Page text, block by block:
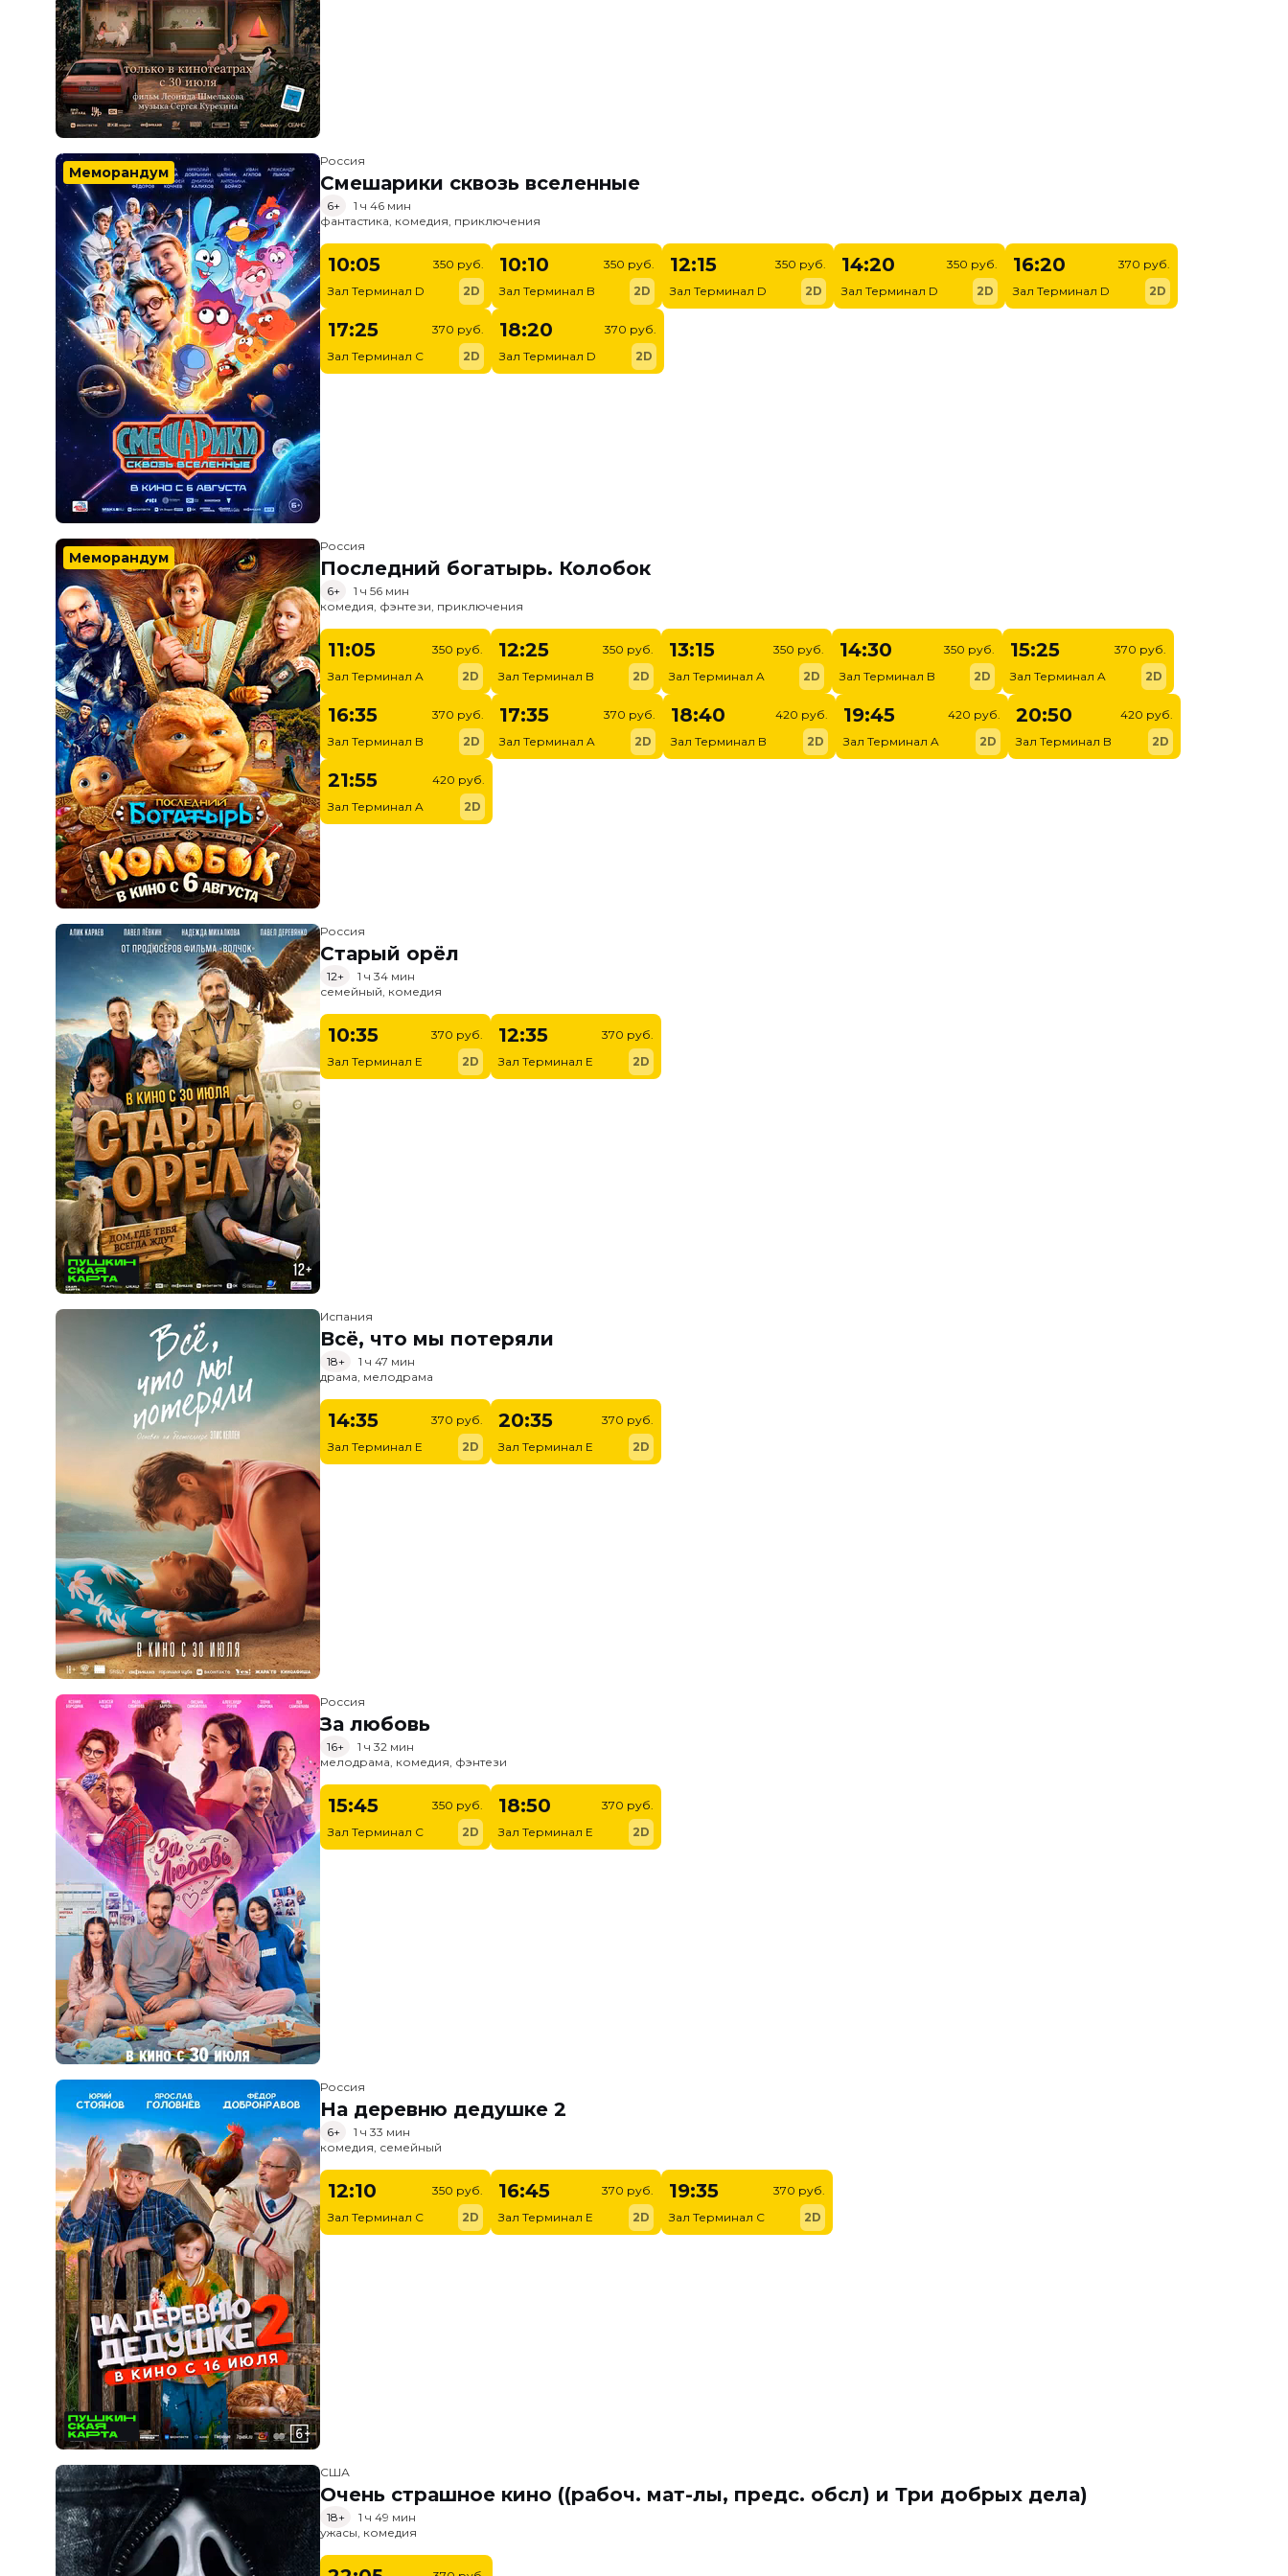
Меморандум
Россия
Смешарики сквозь вселенные
6+
1 ч 46 мин
фантастика, комедия, приключения
10:05
Зал Терминал D
350 руб.
2D
10:10
Зал Терминал B
350 руб.
2D
12:15
Зал Терминал D
350 руб.
2D
14:20
Зал Терминал D
350 руб.
2D
16:20
Зал Терминал D
370 руб.
2D
17:25
Зал Терминал C
370 руб.
2D
18:20
Зал Терминал D
370 руб.
2D
Меморандум
Россия
Последний богатырь. Колобок
6+
1 ч 56 мин
комедия, фэнтези, приключения
11:05
Зал Терминал A
350 руб.
2D
12:25
Зал Терминал B
350 руб.
2D
13:15
Зал Терминал A
350 руб.
2D
14:30
Зал Терминал B
350 руб.
2D
15:25
Зал Терминал A
370 руб.
2D
16:35
Зал Терминал B
370 руб.
2D
17:35
Зал Терминал A
370 руб.
2D
18:40
Зал Терминал B
420 руб.
2D
19:45
Зал Терминал A
420 руб.
2D
20:50
Зал Терминал B
420 руб.
2D
21:55
Зал Терминал A
420 руб.
2D
Россия
Старый орёл
12+
1 ч 34 мин
семейный, комедия
10:35
Зал Терминал E
370 руб.
2D
12:35
Зал Терминал E
370 руб.
2D
Испания
Всё, что мы потеряли
18+
1 ч 47 мин
драма, мелодрама
14:35
Зал Терминал E
370 руб.
2D
20:35
Зал Терминал E
370 руб.
2D
Россия
За любовь
16+
1 ч 32 мин
мелодрама, комедия, фэнтези
15:45
Зал Терминал C
350 руб.
2D
18:50
Зал Терминал E
370 руб.
2D
Россия
На деревню дедушке 2
6+
1 ч 33 мин
комедия, семейный
12:10
Зал Терминал C
350 руб.
2D
16:45
Зал Терминал E
370 руб.
2D
19:35
Зал Терминал C
370 руб.
2D
США
Очень страшное кино ((рабоч. мат-лы, предс. обсл) и Три добрых дела)
18+
1 ч 49 мин
ужасы, комедия